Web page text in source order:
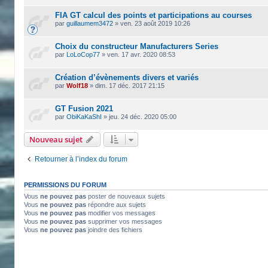
FIA GT calcul des points et participations au courses
parguillaumem3472 »ven. 23 août 2019 10:26
Choix du constructeur Manufacturers Series
par LoLoCop77 »ven. 17 avr. 2020 08:53
Création d’évènements divers et variés
parWolf18 »dim. 17 déc. 2017 21:15
GT Fusion 2021
parObiKaKaShI »jeu. 24 déc. 2020 05:00
Nouveau sujet
Retourner à l’index du forum
PERMISSIONS DU FORUM
Vousne pouvez pas poster de nouveaux sujets
Vousne pouvez pas répondre aux sujets
Vousne pouvez pas modifier vos messages
Vousne pouvez pas supprimer vos messages
Vousne pouvez pas joindre des fichiers